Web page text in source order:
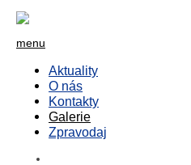
menu
Aktuality
O nás
Kontakty
Galerie
Zpravodaj